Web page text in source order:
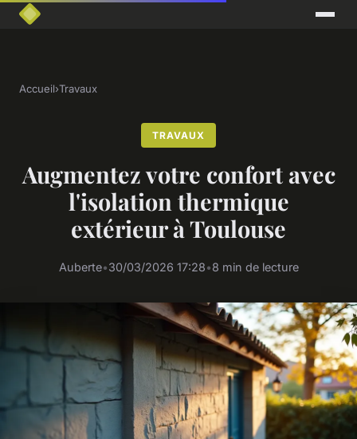
Accueil›Travaux
TRAVAUX
Augmentez votre confort avec
l'isolation thermique
extérieur à Toulouse
Auberte•30/03/2026 17:28•8 min de lecture